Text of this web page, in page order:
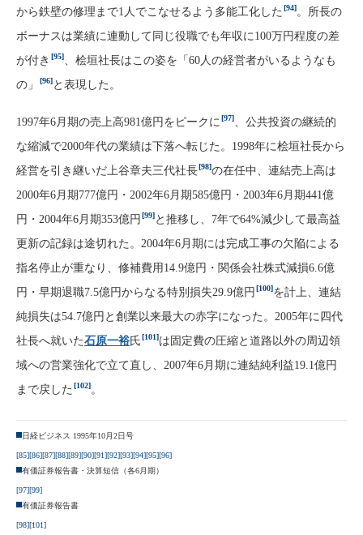
から鉄壁の修理まで1人でこなせるよう多能工化した [94]。所長の
ボーナスは業績に連動して同じ役職でも年収に100万円程度の差
が付き [95]
、桧垣社長はこの姿を「60人の経営者がいるようなも
の」
[96]と表現した。
1997年6月期の売上高981億円をピークに [97]
、公共投資の継続的
な縮減で2000年代の業績は下落へ転じた。1998年に桧垣社長から
経営を引き継いだ上谷章夫三代社長[98]の在任中、連結売上高は
2000年6月期777億円・2002年6月期585億円・2003年6月期441億
円・2004年6月期353億円 [99]と推移し、7年で64%減少して最高益
更新の記録は途切れた。2004年6月期には完成工事の欠陥による
指名停止が重なり、修補費用14.9億円・関係会社株式減損6.6億
円・早期退職7.5億円からなる特別損失29.9億円 [100]を計上、連結
純損失は54.7億円と創業以来最大の赤字になった。2005年に四代
社長へ就いた石原一裕氏[101]は固定費の圧縮と道路以外の周辺領
域への営業強化で立て直し、2007年6月期に連結純利益19.1億円
まで戻した [102]。
日経ビジネス 1995年10月2日号
[85][86][87][88][89][90][91][92][93][94][95][96]
有価証券報告書・決算短信（各6月期）
[97][99]
有価証券報告書
[98][101]